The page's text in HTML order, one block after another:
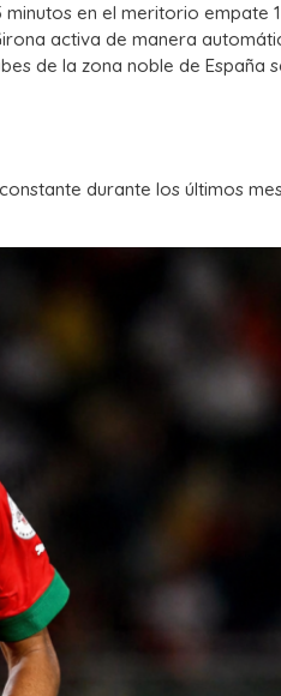
en el meritorio empate
activa de manera
de la zona noble de España
durante los últimos